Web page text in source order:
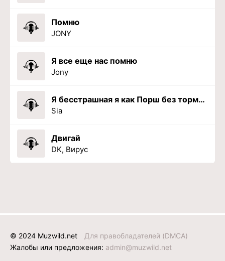
Помню
JONY
Я все еще нас помню
Jony
Я бесстрашная я как Порш без тормозов
Sia
Двигай
DK, Вирус
© 2024 Muzwild.net
Для правобладателей (DMCA)
Жалобы или предложения: admin@muzwild.net